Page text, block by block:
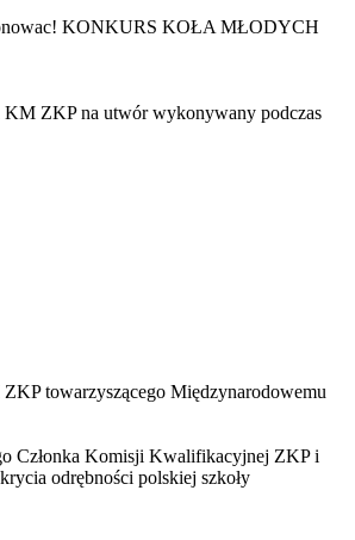
KONKURS KOŁA MŁODYCH
KM ZKP na utwór wykonywany podczas
towarzyszącego Międzynarodowemu
Członka Komisji Kwalifikacyjnej ZKP i
odrębności polskiej szkoły